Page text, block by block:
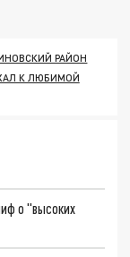
РАЙОН
К ЛЮБИМОЙ
о "высоких